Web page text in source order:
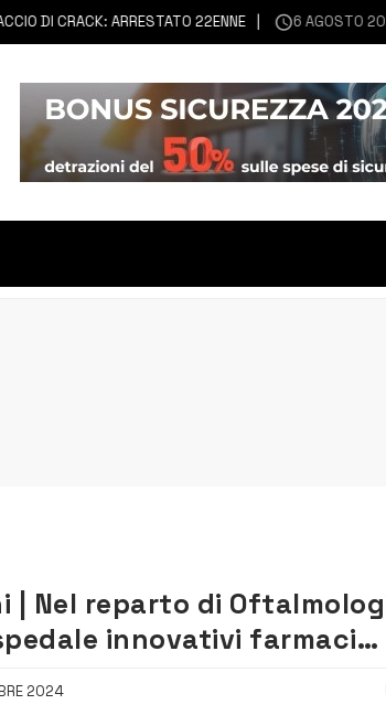
ARRESTATO 22ENNE 6 AGOSTO 2026
| Nel reparto di
innovativi farmaci
per la maculopatia
2024